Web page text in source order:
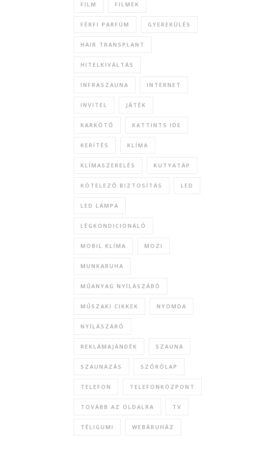
FILM FILMEK
FÉRFI PARFÜM GYEREKÜLÉS
HAIR TRANSPLANT
HITELKIVÁLTÁS
INFRASZAUNA INTERNET
INVITEL JÁTÉK
KARKÖTŐ KATTINTS IDE
KERÍTÉS KLÍMA
KLÍMASZERELÉS KUTYATÁP
KÖTELEZŐ BIZTOSÍTÁS LED
LED LÁMPA
LÉGKONDICIONÁLÓ
MOBIL KLÍMA MOZI
MUNKARUHA
MŰANYAG NYÍLÁSZÁRÓ
MŰSZAKI CIKKEK NYOMDA
NYÍLÁSZÁRÓ
REKLÁMAJÁNDÉK SZAUNA
SZAUNÁZÁS SZÓRÓLAP
TELEFON TELEFONKÖZPONT
TOVÁBB AZ OLDALRA TV
TÉLIGUMI WEBÁRUHÁZ